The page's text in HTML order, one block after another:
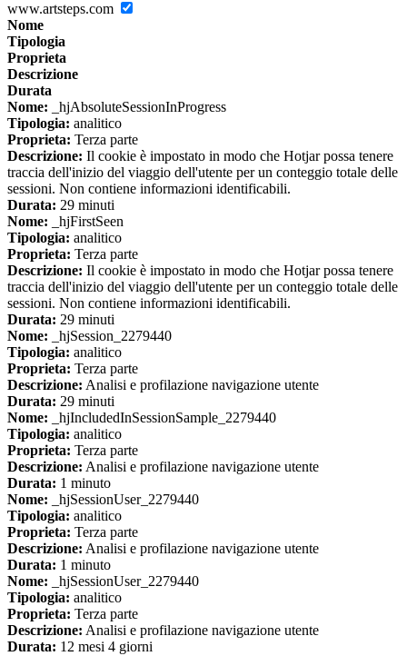
www.artsteps.com
Nome
Tipologia
Proprieta
Descrizione
Durata
Nome: _hjAbsoluteSessionInProgress
Tipologia: analitico
Proprieta: Terza parte
Descrizione: Il cookie è impostato in modo che Hotjar possa tenere
traccia dell'inizio del viaggio dell'utente per un conteggio totale delle
sessioni. Non contiene informazioni identificabili.
Durata: 29 minuti
Nome: _hjFirstSeen
Tipologia: analitico
Proprieta: Terza parte
Descrizione: Il cookie è impostato in modo che Hotjar possa tenere
traccia dell'inizio del viaggio dell'utente per un conteggio totale delle
sessioni. Non contiene informazioni identificabili.
Durata: 29 minuti
Nome: _hjSession_2279440
Tipologia: analitico
Proprieta: Terza parte
Descrizione: Analisi e profilazione navigazione utente
Durata: 29 minuti
Nome: _hjIncludedInSessionSample_2279440
Tipologia: analitico
Proprieta: Terza parte
Descrizione: Analisi e profilazione navigazione utente
Durata: 1 minuto
Nome: _hjSessionUser_2279440
Tipologia: analitico
Proprieta: Terza parte
Descrizione: Analisi e profilazione navigazione utente
Durata: 1 minuto
Nome: _hjSessionUser_2279440
Tipologia: analitico
Proprieta: Terza parte
Descrizione: Analisi e profilazione navigazione utente
Durata: 12 mesi 4 giorni